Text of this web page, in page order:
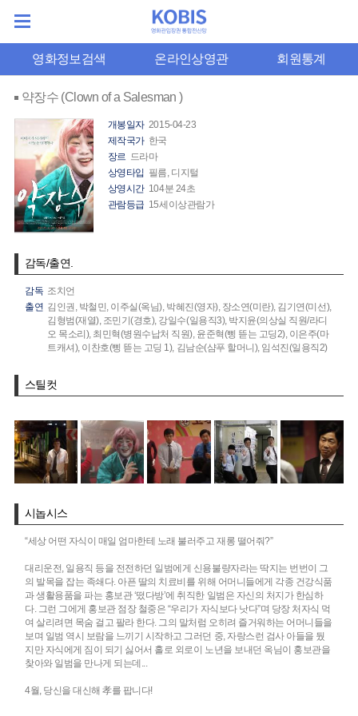
영화정보검색 온라인상영관 회원통계
약장수 (Clown of a Salesman )
개봉일자 2015-04-23
제작국가 한국
장르 드라마
상영타입 필름, 디지털
상영시간 104분 24초
관람등급 15세이상관람가
감독/출연.
감독 조치언
출연 김인권, 박철민, 이주실(옥님), 박혜진(영자), 장소연(미란), 김기연(미선),
김형범(재열), 조민기(경호), 강일수(일용직3), 박지윤(의상실 직원/라디
오 목소리), 최민혁(병원수납처 직원), 윤준혁(삥 뜯는 고딩2), 이은주(마
트캐셔), 이찬호(삥 뜯는 고딩 1), 김남순(샴푸 할머니), 임석진(일용직2)
스틸컷
시놉시스
“세상 어떤 자식이 매일 엄마한테 노래 불러주고 재롱 떨어줘?”
대리운전, 일용직 등을 전전하던 일범에게 신용불량자라는 딱지는 번번이 그
의 발목을 잡는 족쇄다. 아픈 딸의 치료비를 위해 어머니들에게 각종 건강식품
과 생활용품을 파는 홍보관 ‘떴다방’에 취직한 일범은 자신의 처지가 한심하
다. 그런 그에게 홍보관 점장 철중은 “우리가 자식보다 낫다”며 당장 처자식 먹
여 살리려면 목숨 걸고 팔라 한다. 그의 말처럼 오히려 즐거워하는 어머니들을
보며 일범 역시 보람을 느끼기 시작하고 그러던 중, 자랑스런 검사 아들을 뒀
지만 자식에게 짐이 되기 싫어서 홀로 외로이 노년을 보내던 옥님이 홍보관을
찾아와 일범을 만나게 되는데...
4월, 당신을 대신해 孝를 팝니다!